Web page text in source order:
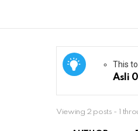
This
Asli
Viewing 2 posts - 1